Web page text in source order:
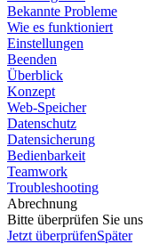
Bekannte Probleme
Wie es funktioniert
Einstellungen
Beenden
Überblick
Konzept
Web-Speicher
Datenschutz
Datensicherung
Bedienbarkeit
Teamwork
Troubleshooting
Abrechnung
Bitte überprüfen Sie
Jetzt überprüfenSpäter